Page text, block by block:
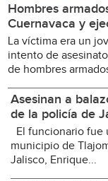
Hombres
Cuernavaca y
La víctima era un
intento de
de hombres
Asesinan a
de la policía de
El funcionario fue
municipio de
Jalisco, Enrique...